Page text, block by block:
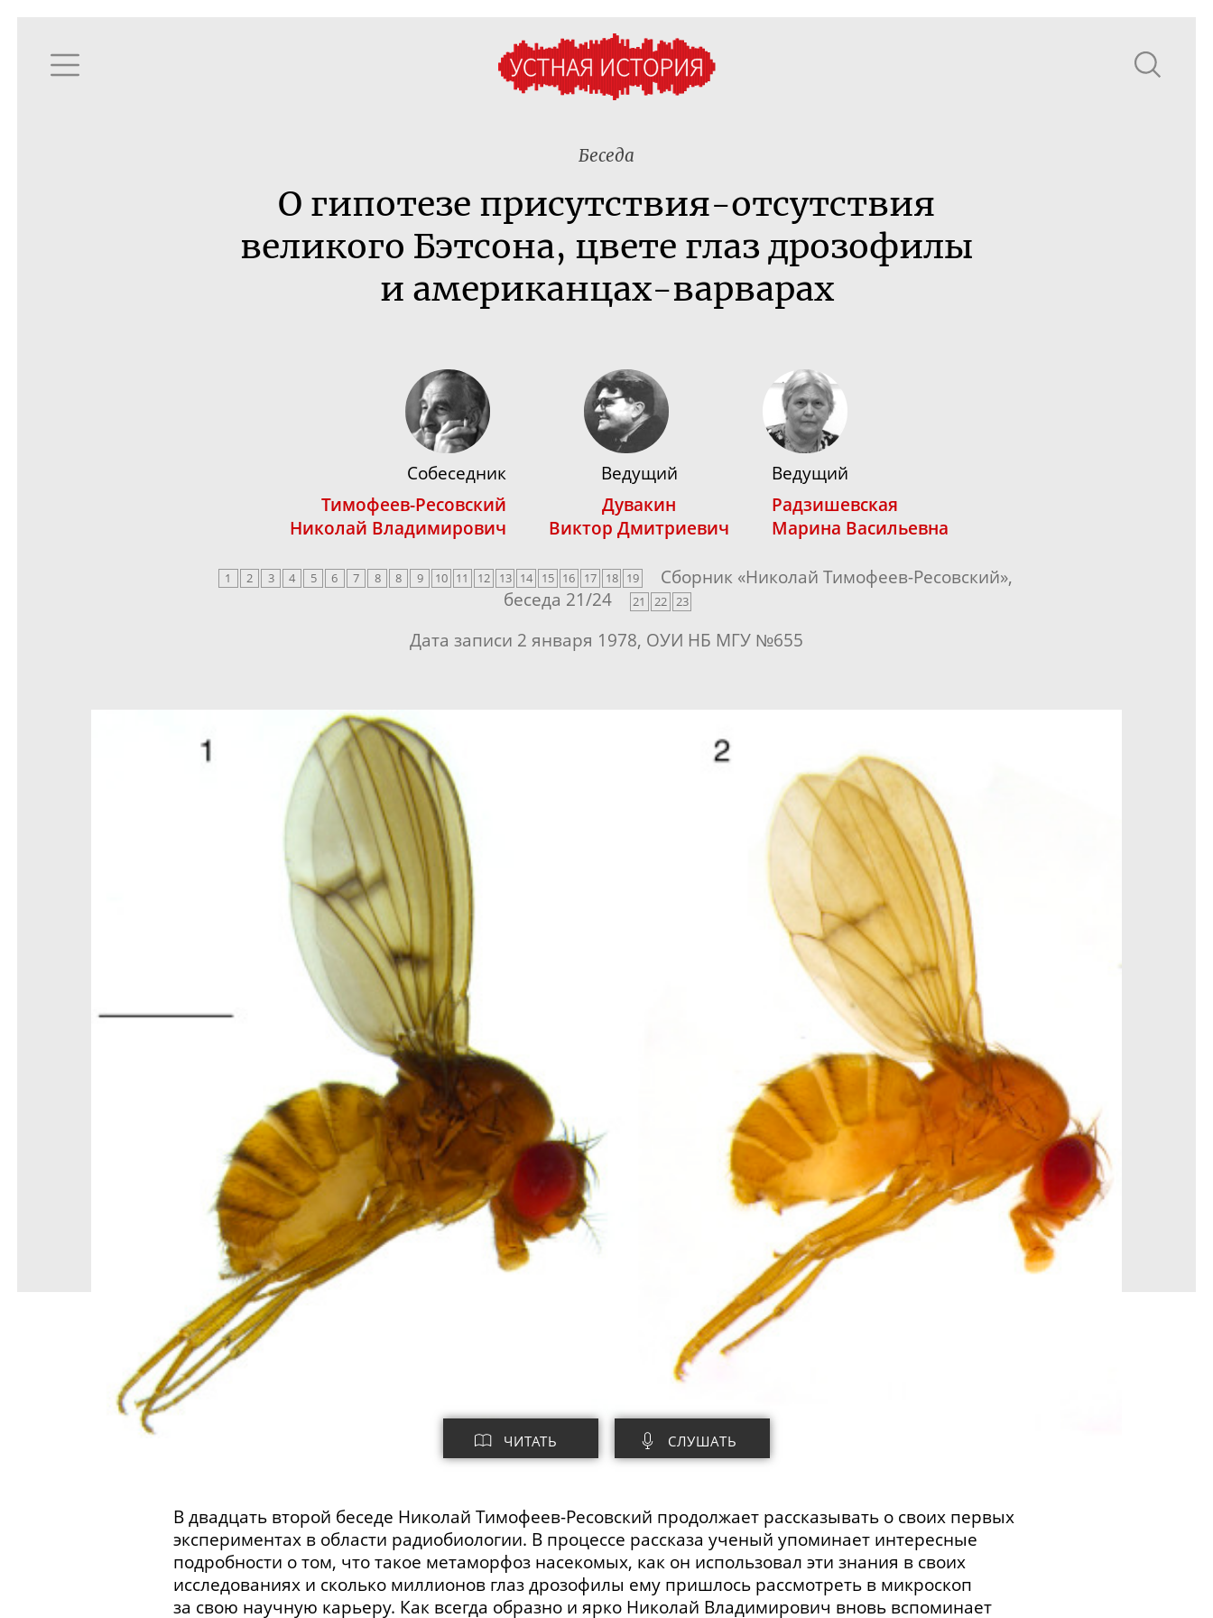
Беседа
О гипотезе присутствия-отсутствия
великого Бэтсона, цвете глаз дрозофилы
и американцах-варварах
Собеседник
Тимофеев-Ресовский
Николай Владимирович
Ведущий
Дувакин
Виктор Дмитриевич
Ведущий
Радзишевская
Марина Васильевна
1 2 3 4 5 6 7 8 8 9 10 11 12 13 14 15 16 17 18 19 Сборник «Николай Тимофеев-Ресовский»,
беседа 21/24 21 22 23
Дата записи 2 января 1978, ОУИ НБ МГУ №655
ЧИТАТЬ СЛУШАТЬ
В двадцать второй беседе Николай Тимофеев-Ресовский продолжает рассказывать о своих первых
экспериментах в области радиобиологии. В процессе рассказа ученый упоминает интересные
подробности о том, что такое метаморфоз насекомых, как он использовал эти знания в своих
исследованиях и сколько миллионов глаз дрозофилы ему пришлось рассмотреть в микроскоп
за свою научную карьеру. Как всегда образно и ярко Николай Владимирович вновь вспоминает